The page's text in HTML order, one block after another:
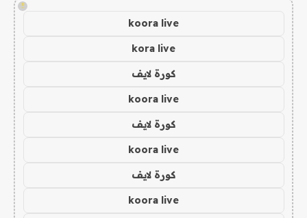
!
koora live
kora live
كورة لايف
koora live
كورة لايف
koora live
كورة لايف
koora live